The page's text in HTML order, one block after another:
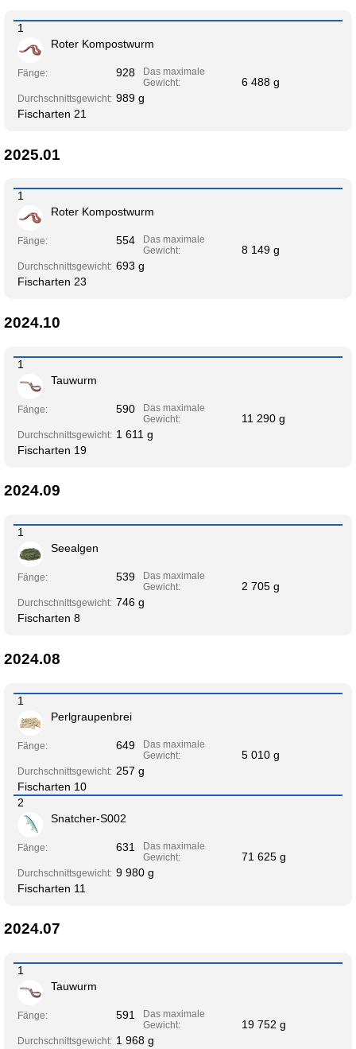
1
Roter Kompostwurm
Fänge: 928
Das maximale
Gewicht:
6 488 g
Durchschnittsgewicht: 989 g
Fischarten 21
2025.01
1
Roter Kompostwurm
Fänge: 554
Das maximale
Gewicht:
8 149 g
Durchschnittsgewicht: 693 g
Fischarten 23
2024.10
1
Tauwurm
Fänge: 590
Das maximale
Gewicht:
11 290 g
Durchschnittsgewicht: 1 611 g
Fischarten 19
2024.09
1
Seealgen
Fänge: 539
Das maximale
Gewicht:
2 705 g
Durchschnittsgewicht: 746 g
Fischarten 8
2024.08
1
Perlgraupenbrei
Fänge: 649
Das maximale
Gewicht:
5 010 g
Durchschnittsgewicht: 257 g
Fischarten 10
2
Snatcher-S002
Fänge: 631
Das maximale
Gewicht:
71 625 g
Durchschnittsgewicht: 9 980 g
Fischarten 11
2024.07
1
Tauwurm
Fänge: 591
Das maximale
Gewicht:
19 752 g
Durchschnittsgewicht: 1 968 g